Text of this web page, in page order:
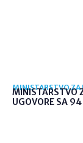
MINISTARSTVO ZA
MINISTARSTVO
UGOVORE SA